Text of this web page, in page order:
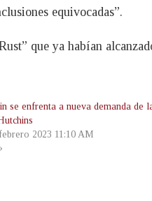
equivocadas”.
que ya habían
se enfrenta a nueva demanda de
2023 11:10 AM